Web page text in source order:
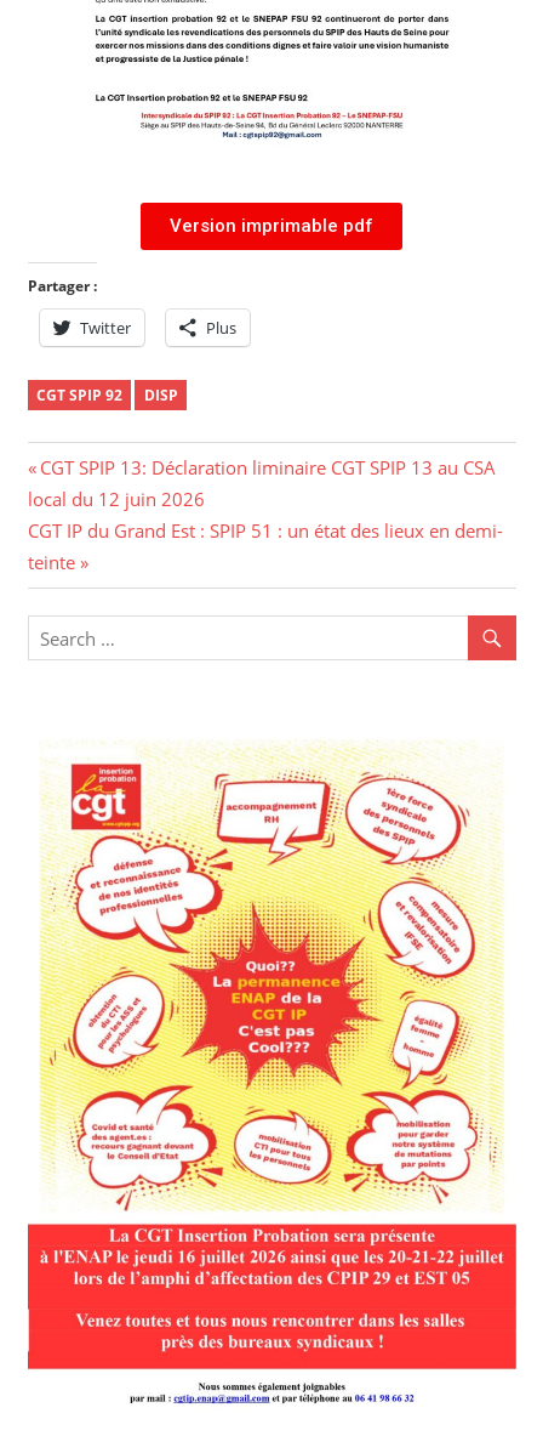
Version imprimable pdf
Partager :
Twitter Plus
CGT SPIP 92 DISP
CGT SPIP 13: Déclaration liminaire CGT SPIP 13 au CSA
local du 12 juin 2026
CGT IP du Grand Est : SPIP 51 : un état des lieux en demi-
teinte